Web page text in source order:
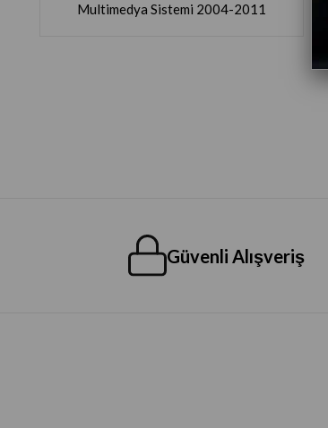
Multimedya Sistemi 2004-2011
Güvenli Alışveriş